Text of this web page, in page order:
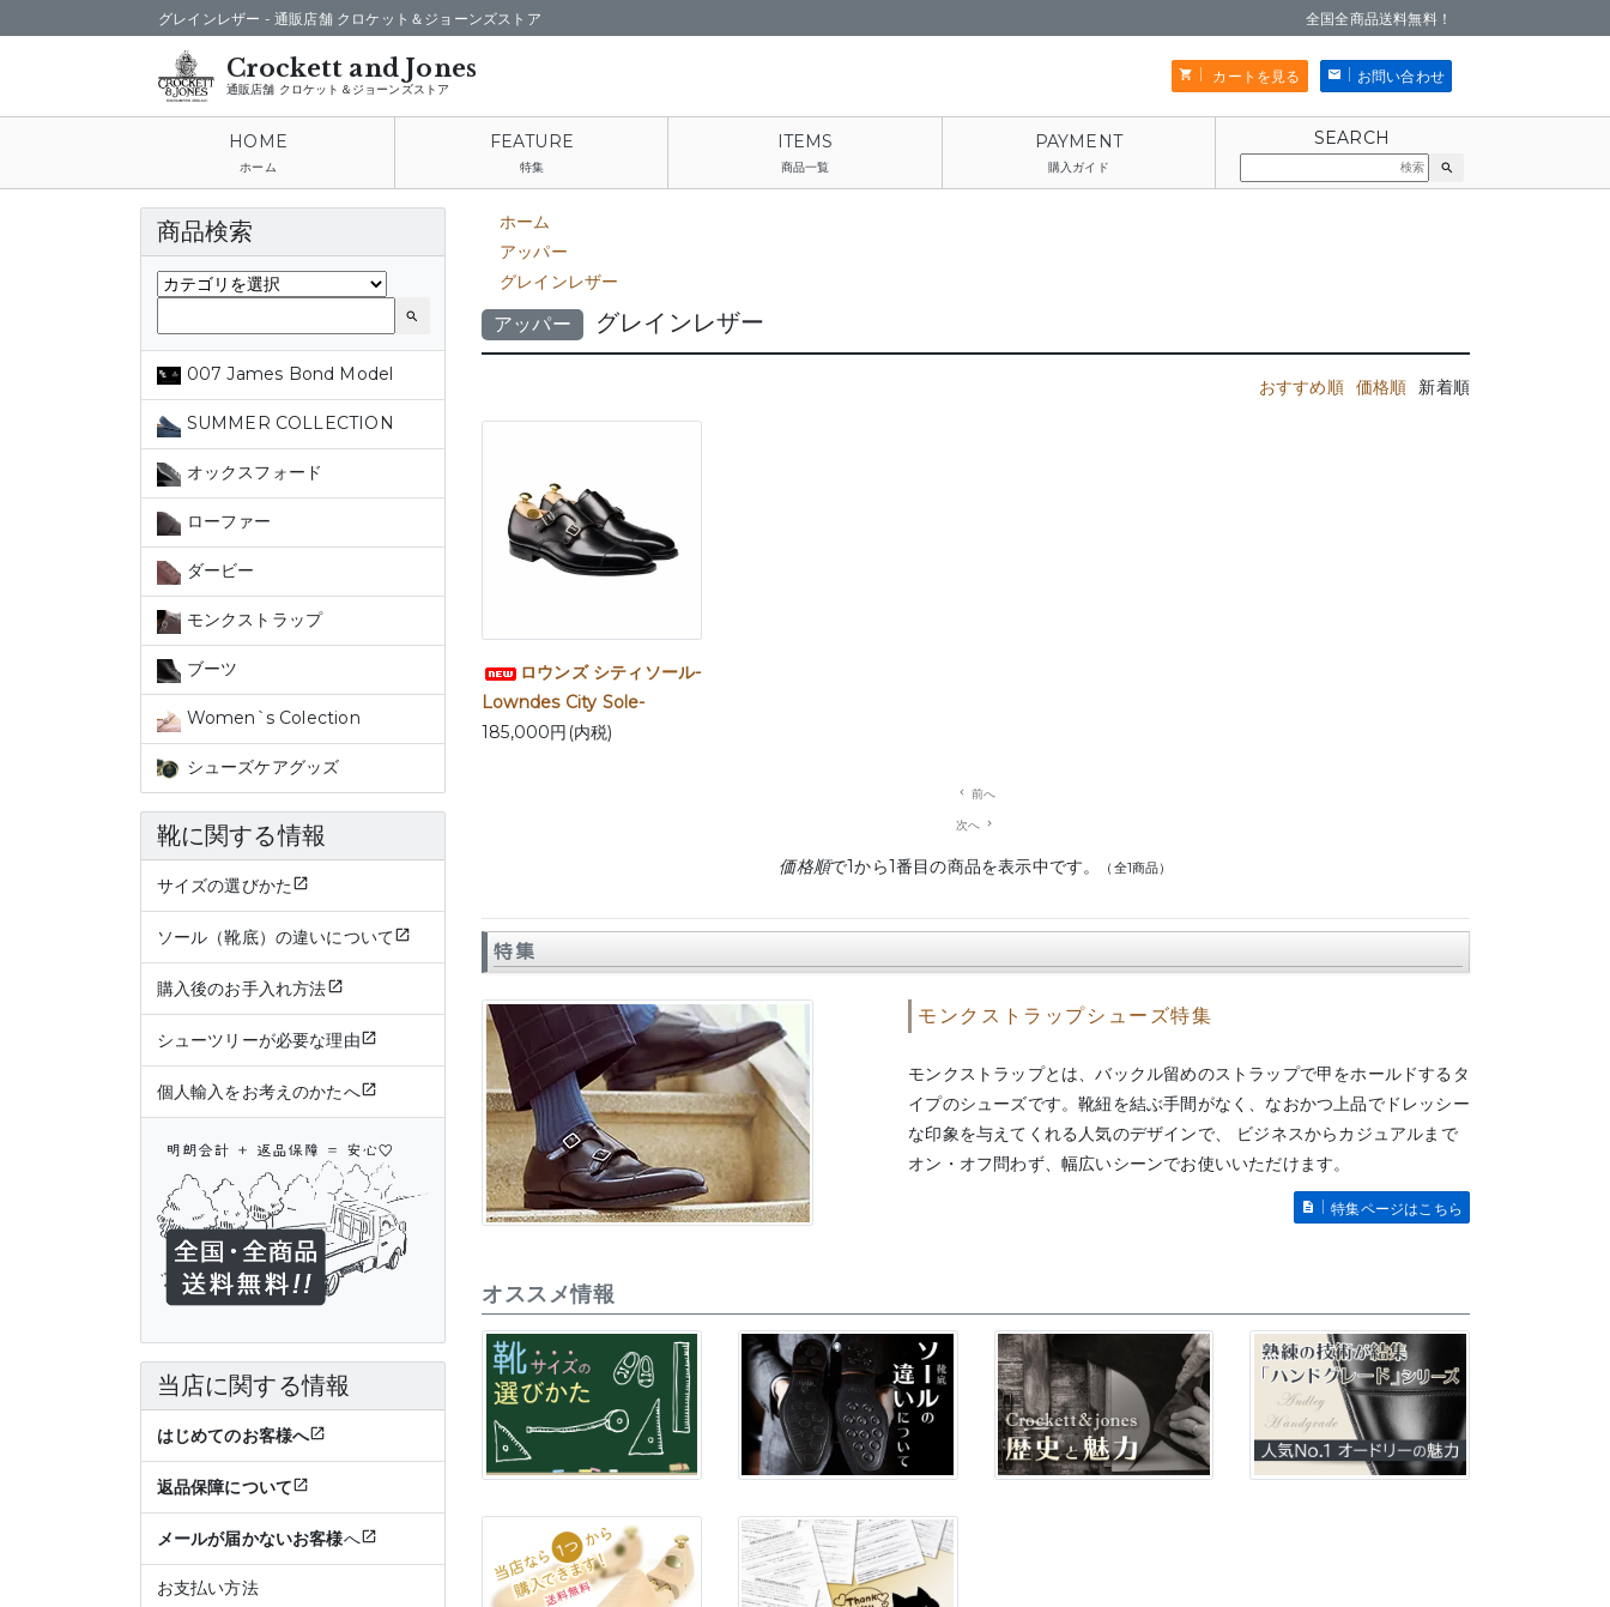
通販店舗 クロケット＆ジョーンズストア
カートを見る お問い合わせ
グレインレザー - 通販店舗 クロケット＆ジョーンズストア 全国全商品送料無料！
ホーム 特集 商品一覧 購入ガイド search
ホーム
アッパー
グレインレザー
アッパー グレインレザー
おすすめ順 価格順 新着順
ロウンズ シティソール-
Lowndes City Sole-
185,000円(内税)
navigate_before
前へ
次へ
navigate_next
価格順で1から1番目の商品を表示中です。 （全1商品）
特集
モンクストラップシューズ特集
モンクストラップとは、バックル留めのストラップで甲をホールドするタ
イプのシューズです。靴紐を結ぶ手間がなく、なおかつ上品でドレッシー
な印象を与えてくれる人気のデザインで、 ビジネスからカジュアルまで
オン・オフ問わず、幅広いシーンでお使いいただけます。
特集ページはこちら
オススメ情報
商品検索
search
007 James Bond Model
SUMMER COLLECTION
オックスフォード
ローファー
ダービー
モンクストラップ
ブーツ
Women`s Colection
シューズケアグッズ
靴に関する情報
サイズの選びかた
ソール（靴底）の違いについて
購入後のお手入れ方法
シューツリーが必要な理由
個人輸入をお考えのかたへ
当店に関する情報
はじめてのお客様へ
返品保障について
メールが届かないお客様へ
お支払い方法